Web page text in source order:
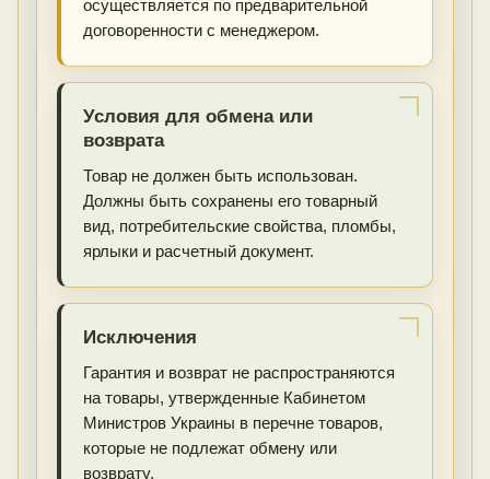
осуществляется по предварительной
договоренности с менеджером.
Условия для обмена или
возврата
Товар не должен быть использован.
Должны быть сохранены его товарный
вид, потребительские свойства, пломбы,
ярлыки и расчетный документ.
Исключения
Гарантия и возврат не распространяются
на товары, утвержденные Кабинетом
Министров Украины в перечне товаров,
которые не подлежат обмену или
возврату.